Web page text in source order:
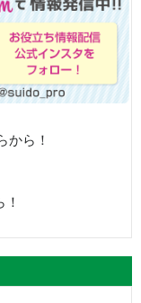
から！